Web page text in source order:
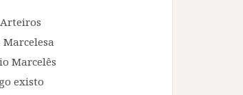
Marcelês
existo